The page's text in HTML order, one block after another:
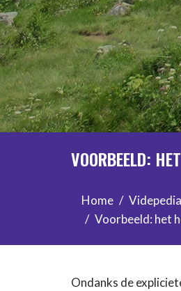
VOORBEELD:
Home
Voorbeeld: het
Ondanks de